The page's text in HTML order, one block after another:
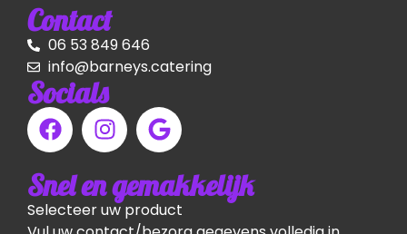
Contact
06 53 849 646
info@barneys.catering
Socials
Snel en gemakkelijk
Selecteer uw product